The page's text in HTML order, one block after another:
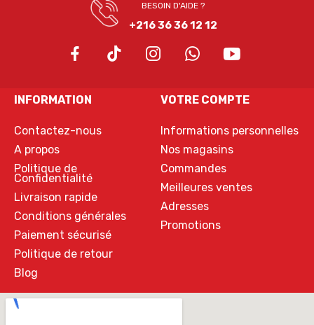
BESOIN D'AIDE ?
+216 36 36 12 12
INFORMATION
Contactez-nous
A propos
Politique de
Confidentialité
Livraison rapide
Conditions générales
Paiement sécurisé
Politique de retour
Blog
VOTRE COMPTE
Informations personnelles
Nos magasins
Commandes
Meilleures ventes
Adresses
Promotions